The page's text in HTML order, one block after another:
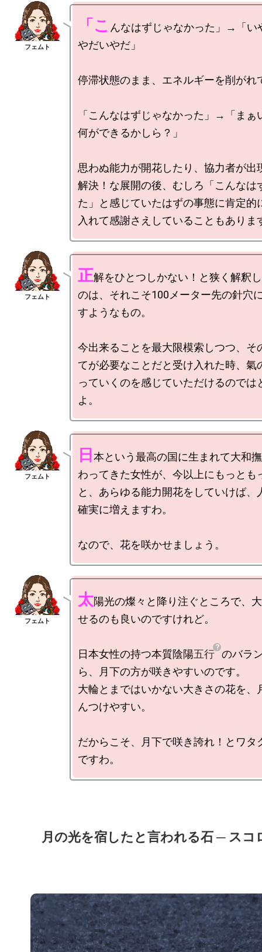
「こ んなはずじゃなかった」→「い
やだいやだ」
停滞状態のまま、エネルギーを削がれ
「こんなはずじゃなかった」→「まぁ
何ができるかしら？」
思わぬ能力が開花したり、協力者が出
解決！な展開の後、むしろ「こんなは
た」と感じていたはずの事態に肯定的
正解をひとつしかない！と狭く解釈
のは、それこそ100メーター先の針穴
すようなもの。
今出来ることを最大限模索しつつ、そ
てが必要なことだと受け入れた時、氣
っていくのを感じていただけるのでは
日 本という最高の国に生まれて大和
わってきた女性が、今以上にもっとも
と、あらゆる能力開花をしていけば、
確実に増えますわ。
太陽光の燦々と降り注ぐところで、
せるのも良いのですけれど。
日本女性の持つ本質陰陽五行 のバラ
ら、月下の方が咲きやすいのです。
大輪とまではいかない大きさの花を、
んつけやすい。
だからこそ、月下で咲き誇れ！とワタ